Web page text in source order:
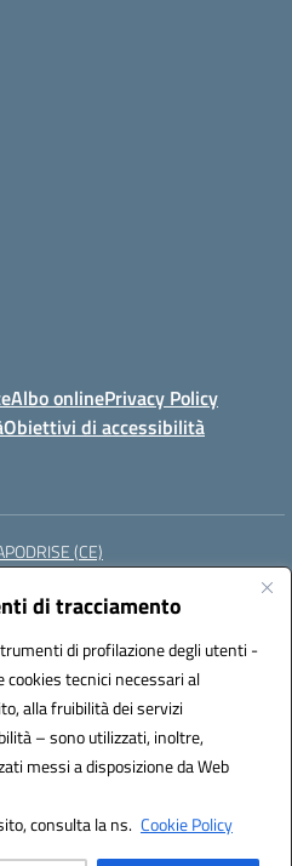
di tracciamento
di profilazione degli utenti -
tecnici necessari al
alla fruibilità dei servizi
– sono utilizzati, inoltre,
messi a disposizione da Web
consulta la ns. Cookie Policy
Albo onlinePrivacy Policy
Obiettivi di accessibilità
(CE)
CEIC83000V@pec.istruzione.it
(IPA): istsc_ceic83000v
by 3D Solution S.r.l.
by Designers Italia